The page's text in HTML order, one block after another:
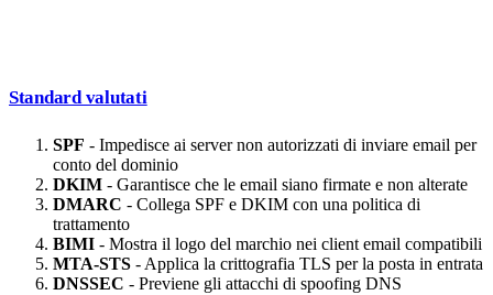
Standard valutati
SPF - Impedisce ai server non autorizzati di inviare email per
conto del dominio
DKIM - Garantisce che le email siano firmate e non alterate
DMARC - Collega SPF e DKIM con una politica di
trattamento
BIMI - Mostra il logo del marchio nei client email compatibili
MTA-STS - Applica la crittografia TLS per la posta in entrata
DNSSEC - Previene gli attacchi di spoofing DNS